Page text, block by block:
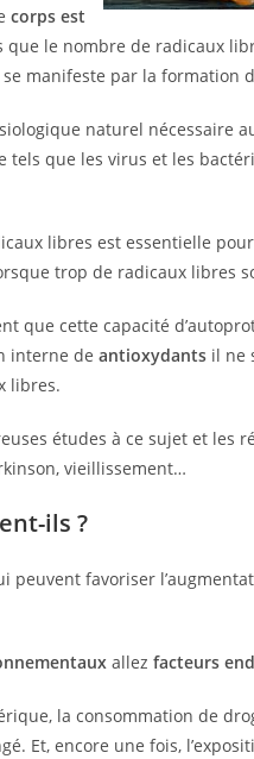
corps est
que le nombre de radicaux
manifeste par la formation
naturel nécessaire
tels que les virus et les
libres est essentielle
trop de radicaux libres
que cette capacité
interne de antioxydants il ne
libres.
études à ce sujet et les
vieillissement…
ils ?
peuvent favoriser
allez facteurs
la consommation de
Et, encore une fois,